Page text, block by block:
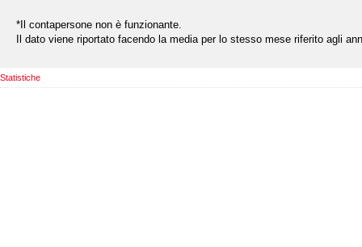
*Il contapersone non è funzionante.
Il dato viene riportato facendo la media per lo stesso mese riferito agli
Statistiche